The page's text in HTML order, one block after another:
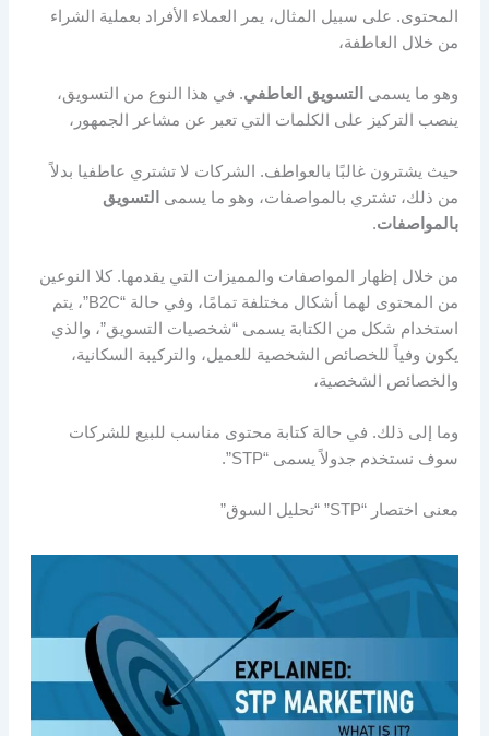
المحتوى. على سبيل المثال، يمر العملاء الأفراد بعملية الشراء
من خلال العاطفة،
وهو ما يسمى التسويق العاطفي. في هذا النوع من التسويق،
ينصب التركيز على الكلمات التي تعبر عن مشاعر الجمهور،
حيث يشترون غالبًا بالعواطف. الشركات لا تشتري عاطفيا بدلاً
من ذلك، تشتري بالمواصفات، وهو ما يسمى
التسويق
بالمواصفات.
من خلال إظهار المواصفات والمميزات التي يقدمها. كلا النوعين
من المحتوى لهما أشكال مختلفة تمامًا، وفي حالة “B2C”، يتم
استخدام شكل من الكتابة يسمى “شخصيات التسويق”، والذي
يكون وفياً للخصائص الشخصية للعميل، والتركيبة السكانية،
والخصائص الشخصية،
وما إلى ذلك. في حالة كتابة محتوى مناسب للبيع للشركات
سوف نستخدم جدولاً يسمى “STP”.
معنى اختصار “STP” “تحليل السوق”